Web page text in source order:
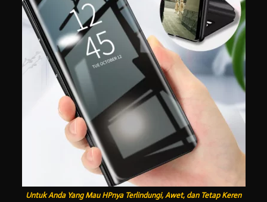
Untuk Anda Yang Mau HPnya Terlindungi, Awet, dan Tetap Keren